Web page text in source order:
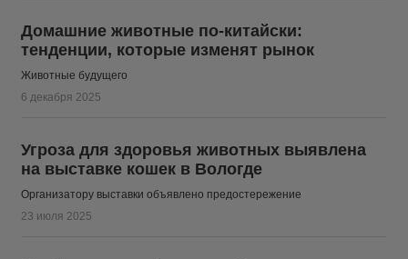
Домашние животные по-китайски:
тенденции, которые изменят рынок
Животные будущего
6 декабря 2025
Угроза для здоровья животных выявлена
на выставке кошек в Вологде
Организатору выставки объявлено предостережение
23 июля 2025